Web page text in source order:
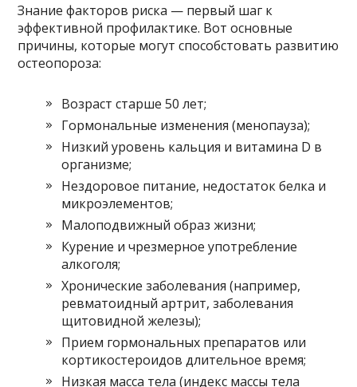
Знание факторов риска — первый шаг к
эффективной профилактике. Вот основные
причины, которые могут способстовать развитию
остеопороза:
Возраст старше 50 лет;
Гормональные изменения (менопауза);
Низкий уровень кальция и витамина D в
организме;
Нездоровое питание, недостаток белка и
микроэлементов;
Малоподвижный образ жизни;
Курение и чрезмерное употребление
алкоголя;
Хронические заболевания (например,
ревматоидный артрит, заболевания
щитовидной железы);
Прием гормональных препаратов или
кортикостероидов длительное время;
Низкая масса тела (индекс массы тела